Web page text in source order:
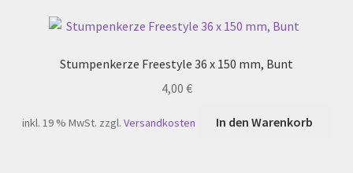
Stumpenkerze Freestyle 36 x 150 mm, Bunt
4,00 €
inkl. 19 % MwSt. zzgl.Versandkosten In den Warenkorb